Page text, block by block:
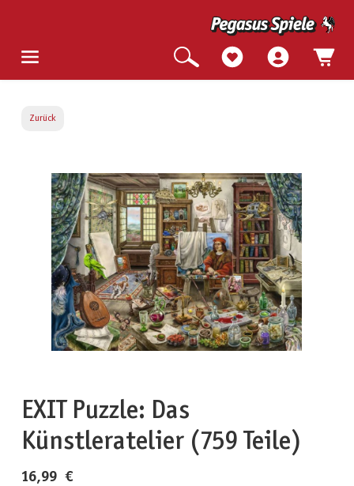
Zurück
Bildergalerie überspringen
EXIT Puzzle: Das
Künstleratelier (759 Teile)
16,99 €